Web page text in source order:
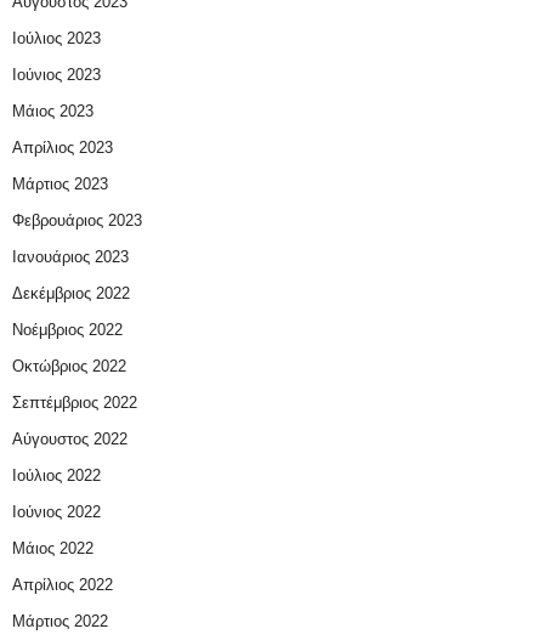
Ιούλιος 2023
Ιούνιος 2023
Μάιος 2023
Απρίλιος 2023
Μάρτιος 2023
Φεβρουάριος 2023
Ιανουάριος 2023
Δεκέμβριος 2022
Νοέμβριος 2022
Οκτώβριος 2022
Σεπτέμβριος 2022
Αύγουστος 2022
Ιούλιος 2022
Ιούνιος 2022
Μάιος 2022
Απρίλιος 2022
Μάρτιος 2022